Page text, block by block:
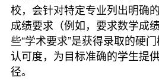
校，会针对特定专业列出明确
成绩要求（例如，要求数学成
些“学术要求”是获得录取的硬
认可度，为目标准确的学生提
径。